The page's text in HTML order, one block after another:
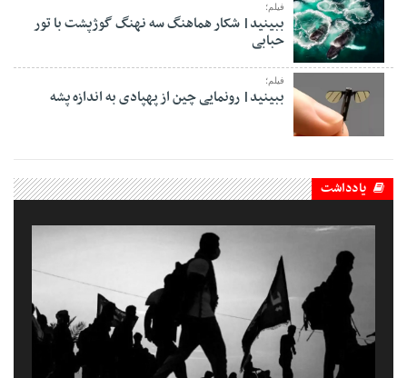
فیلم؛
ببینید| شکار هماهنگ سه نهنگ گوژپشت با تور
حبابی
فیلم؛
ببینید| رونمایی چین از پهپادی به اندازه پشه
یادداشت